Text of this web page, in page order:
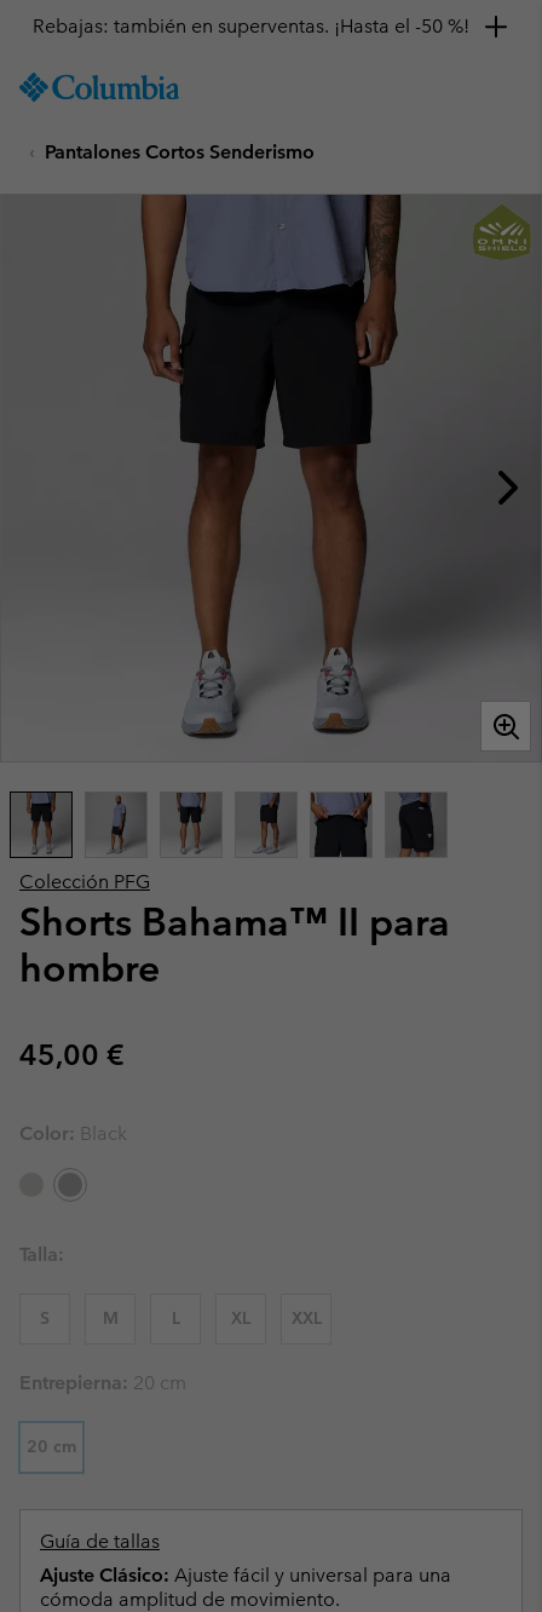
TO
SKIP
Rebajas: también en superventas. ¡Hasta el -50 %!
Pantalones Cortos Senderismo
Colección PFG
Shorts Bahama™ II para
hombre
Regular price:
45,00 €
Color: Black
Talla:
S M L XL XXL
Entrepierna: 20 cm
20 cm
Guía de tallas
Ajuste Clásico: Ajuste fácil y universal para una
cómoda amplitud de movimiento.